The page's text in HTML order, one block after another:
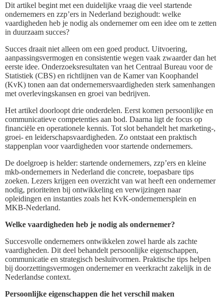
Dit artikel begint met een duidelijke vraag die veel startende
ondernemers en zzp’ers in Nederland bezighoudt: welke
vaardigheden heb je nodig als ondernemer om een idee om te zetten
in duurzaam succes?
Succes draait niet alleen om een goed product. Uitvoering,
aanpassingsvermogen en consistentie wegen vaak zwaarder dan het
eerste idee. Onderzoeksresultaten van het Centraal Bureau voor de
Statistiek (CBS) en richtlijnen van de Kamer van Koophandel
(KvK) tonen aan dat ondernemersvaardigheden sterk samenhangen
met overlevingskansen en groei van bedrijven.
Het artikel doorloopt drie onderdelen. Eerst komen persoonlijke en
communicatieve competenties aan bod. Daarna ligt de focus op
financiële en operationele kennis. Tot slot behandelt het marketing-,
groei- en leiderschapsvaardigheden. Zo ontstaat een praktisch
stappenplan voor vaardigheden voor startende ondernemers.
De doelgroep is helder: startende ondernemers, zzp’ers en kleine
mkb-ondernemers in Nederland die concrete, toepasbare tips
zoeken. Lezers krijgen een overzicht van wat heeft een ondernemer
nodig, prioriteiten bij ontwikkeling en verwijzingen naar
opleidingen en instanties zoals het KvK-ondernemersplein en
MKB-Nederland.
Welke vaardigheden heb je nodig als ondernemer?
Succesvolle ondernemers ontwikkelen zowel harde als zachte
vaardigheden. Dit deel behandelt persoonlijke eigenschappen,
communicatie en strategisch besluitvormen. Praktische tips helpen
bij doorzettingsvermogen ondernemer en veerkracht zakelijk in de
Nederlandse context.
Persoonlijke eigenschappen die het verschil maken